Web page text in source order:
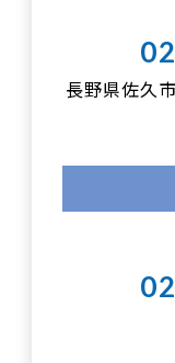
長野県佐久